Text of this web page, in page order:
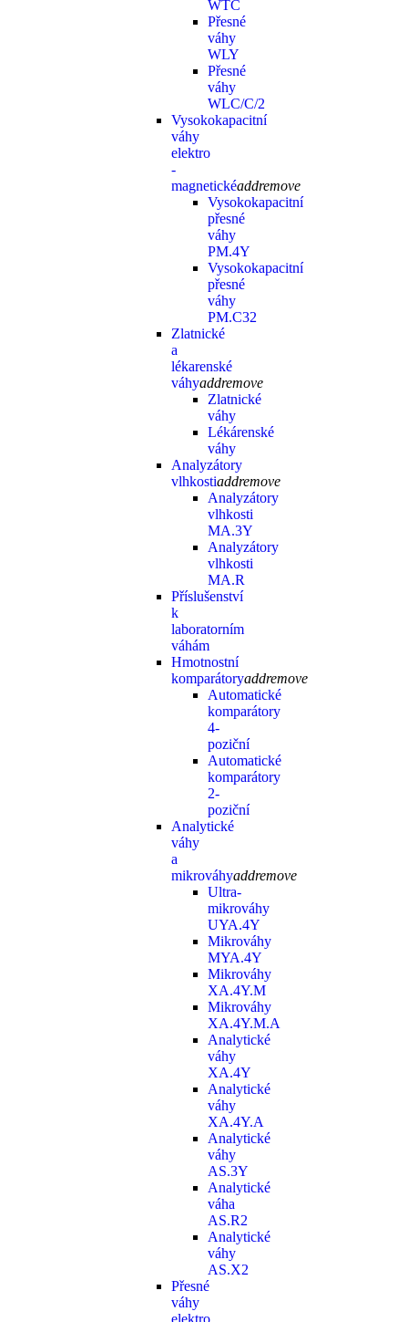
WTC
Přesné
váhy
WLY
Přesné
váhy
WLC/C/2
Vysokokapacitní
váhy
elektro
-
magnetickéaddremove
Vysokokapacitní
přesné
váhy
PM.4Y
Vysokokapacitní
přesné
váhy
PM.C32
Zlatnické
a
lékarenské
váhyaddremove
Zlatnické
váhy
Lékárenské
váhy
Analyzátory
vlhkostiaddremove
Analyzátory
vlhkosti
MA.3Y
Analyzátory
vlhkosti
MA.R
Příslušenství
k
laboratorním
váhám
Hmotnostní
komparátoryaddremove
Automatické
komparátory
4-
poziční
Automatické
komparátory
2-
poziční
Analytické
váhy
a
mikrováhyaddremove
Ultra-
mikrováhy
UYA.4Y
Mikrováhy
MYA.4Y
Mikrováhy
XA.4Y.M
Mikrováhy
XA.4Y.M.A
Analytické
váhy
XA.4Y
Analytické
váhy
XA.4Y.A
Analytické
váhy
AS.3Y
Analytické
váha
AS.R2
Analytické
váhy
AS.X2
Přesné
váhy
elektro